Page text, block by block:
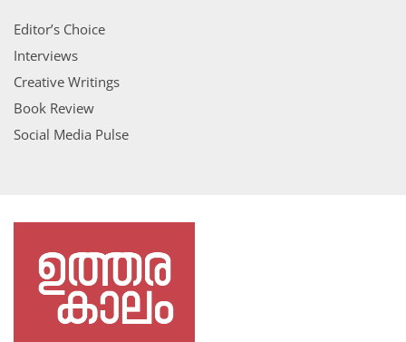
Editor’s Choice
Interviews
Creative Writings
Book Review
Social Media Pulse